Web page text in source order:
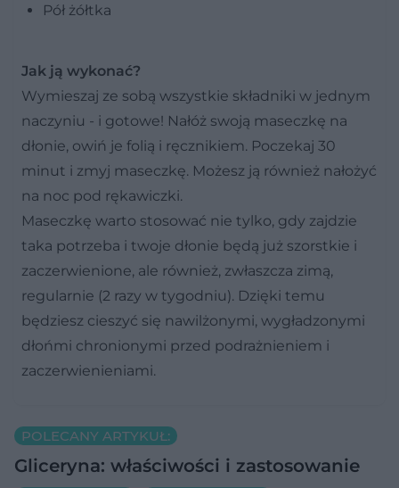
Pół żółtka
Jak ją wykonać?
Wymieszaj ze sobą wszystkie składniki w jednym
naczyniu - i gotowe! Nałóż swoją maseczkę na
dłonie, owiń je folią i ręcznikiem. Poczekaj 30
minut i zmyj maseczkę. Możesz ją również nałożyć
na noc pod rękawiczki.
Maseczkę warto stosować nie tylko, gdy zajdzie
taka potrzeba i twoje dłonie będą już szorstkie i
zaczerwienione, ale również, zwłaszcza zimą,
regularnie (2 razy w tygodniu). Dzięki temu
będziesz cieszyć się nawilżonymi, wygładzonymi
dłońmi chronionymi przed podrażnieniem i
zaczerwienieniami.
POLECANY ARTYKUŁ:
Gliceryna: właściwości i zastosowanie